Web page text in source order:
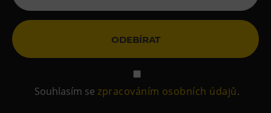
ODEBÍRAT
Souhlasím sezpracováním osobních údajů.